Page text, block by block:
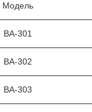
Модель
ВА-301
ВА-302
ВА-303